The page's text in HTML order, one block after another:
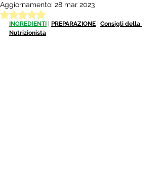
Aggiornamento: 28 mar 2023
Valutazione NaN stelle su 5.
INGREDIENTI PREPARAZIONE
Consigli della
Nutrizionista